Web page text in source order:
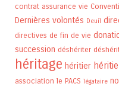
contrat assurance vie
Dernières volontés Deuil
directives de fin de vie
succession déshériter
héritage héritier
association le PACS légataire